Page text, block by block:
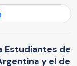
Estudiantes de
y el de